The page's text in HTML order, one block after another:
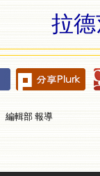
拉
編輯部 報導